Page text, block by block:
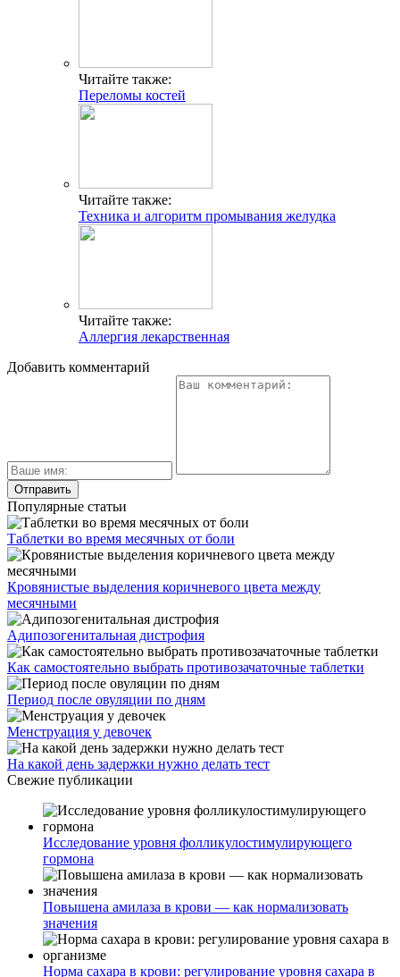
Читайте также:
Переломы костей
Читайте также:
Техника и алгоритм промывания желудка
Читайте также:
Аллергия лекарственная
Добавить комментарий
Популярные статьи
Таблетки во время месячных от боли
Кровянистые выделения коричневого цвета между
месячными
Адипозогенитальная дистрофия
Как самостоятельно выбрать противозачаточные таблетки
Период после овуляции по дням
Менструация у девочек
На какой день задержки нужно делать тест
Свежие публикации
Исследование уровня фолликулостимулирующего
гормона
Повышена амилаза в крови — как нормализовать
значения
Норма сахара в крови: регулирование уровня сахара в